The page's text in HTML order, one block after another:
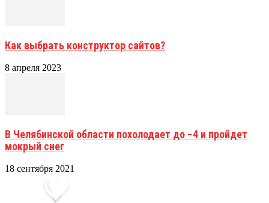
Как выбрать конструктор сайтов?
8 апреля 2023
В Челябинской области похолодает до −4 и пройдет
мокрый снег
18 сентября 2021